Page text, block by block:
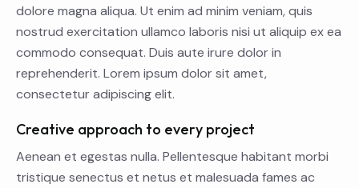
dolore magna aliqua. Ut enim ad minim veniam, quis
nostrud exercitation ullamco laboris nisi ut aliquip ex ea
commodo consequat. Duis aute irure dolor in
reprehenderit. Lorem ipsum dolor sit amet,
consectetur adipiscing elit.
Creative approach to every project
Aenean et egestas nulla. Pellentesque habitant morbi
tristique senectus et netus et malesuada fames ac